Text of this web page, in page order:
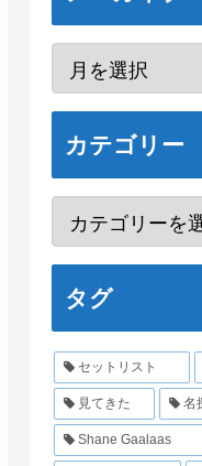
カテゴリー
タグ
セットリスト
見てきた 名
Shane Gaalaas